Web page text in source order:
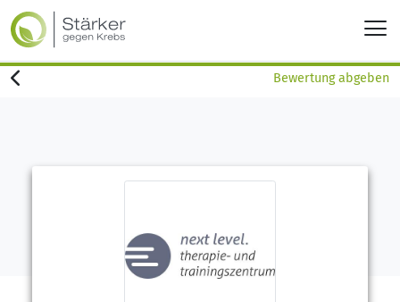
Bewertung abgeben